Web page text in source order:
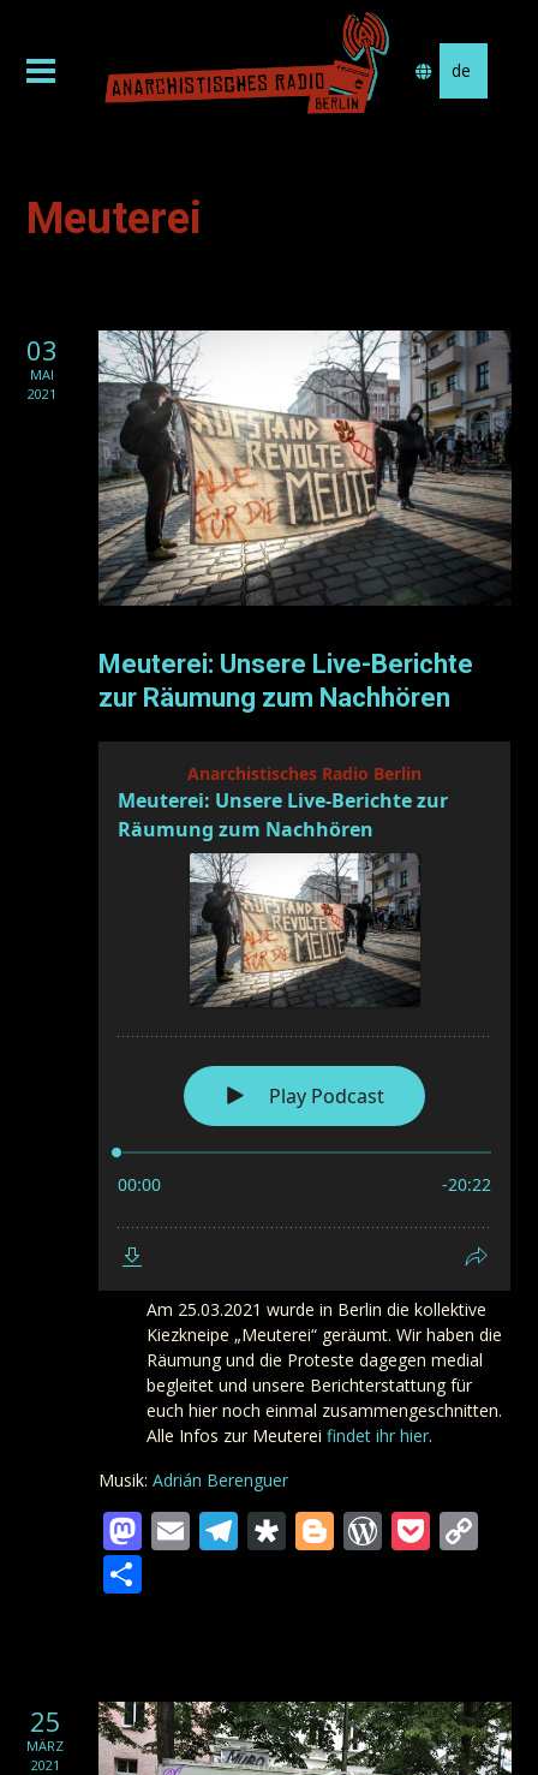
auswählen
Meuterei
03
MAI
2021
Meuterei: Unsere Live-Berichte
zur Räumung zum Nachhören
Am 25.03.2021 wurde in Berlin die kollektive
Kiezkneipe „Meuterei“ geräumt. Wir haben die
Räumung und die Proteste dagegen medial
begleitet und unsere Berichterstattung für
euch hier noch einmal zusammengeschnitten.
Alle Infos zur Meutereifindet ihr hier.
Musik:Adrián Berenguer
Mastodon
EmailTelegram
Diaspora
Blogger
25
MÄRZ
2021